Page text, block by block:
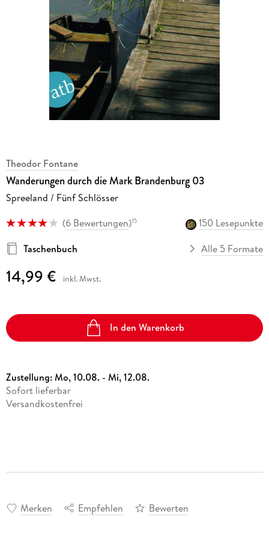
Theodor Fontane
Wanderungen durch die Mark Brandenburg 03
Spreeland / Fünf Schlösser
(6 Bewertungen)15
150 Lesepunkte
Taschenbuch
Alle 5 Formate
14,99 € inkl. Mwst.
In den Warenkorb
Zustellung:Mo, 10.08. - Mi, 12.08.
Sofort lieferbar
Versandkostenfrei
Merken Empfehlen Bewerten